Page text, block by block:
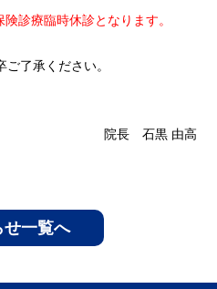
診療臨時休診となります。
了承ください。
院長 石黒 由高
せ一覧へ